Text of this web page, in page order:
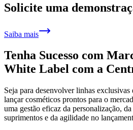
Solicite uma
Saiba mais
Tenha Sucesso com
White Label com a
Seja para desenvolver linhas exclusivas
lançar cosméticos prontos para o
uma gestão eficaz da personalização,
suprimentos e da agilidade no